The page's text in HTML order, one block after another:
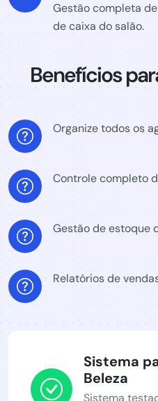
Gestão completa
de caixa do salão.
Benefícios
Organize todos os
Controle completo
Gestão de estoque
Relatórios de
Sistema
Beleza